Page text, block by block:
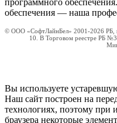
программного
обеспечения — наша
© ООО «СофтЛайнБел» 2001-2026 РБ,
10. В Торговом реестре РБ
Вы используете
Наш сайт построен на
технологиях, поэтому при
браузера некоторые